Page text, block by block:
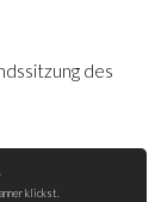
des
klickst.